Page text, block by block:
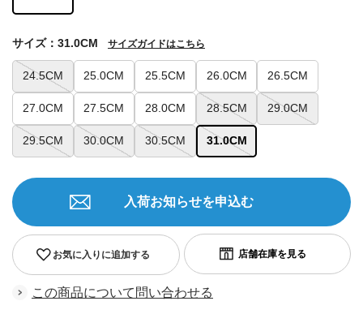
24.5CM 25.0CM 25.5CM 26.0CM 26.5CM
27.0CM 27.5CM 28.0CM 28.5CM 29.0CM
29.5CM 30.0CM 30.5CM 31.0CM
サイズ：31.0CM サイズガイドはこちら
お気に入りに追加する
入荷お知らせを申込む
この商品について問い合わせる